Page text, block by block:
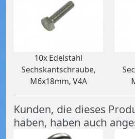
10x Edelstahl
Sechskantschraube,
M6x18mm, V4A
Kunden, die dieses
haben, haben auch